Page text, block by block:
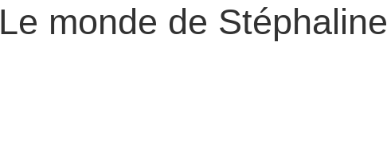
Le monde de Stéphaline